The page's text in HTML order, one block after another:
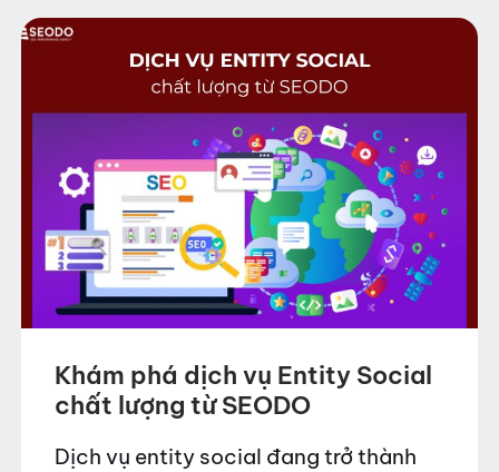
Khám phá dịch vụ Entity Social
chất lượng từ SEODO
Dịch vụ entity social đang trở thành